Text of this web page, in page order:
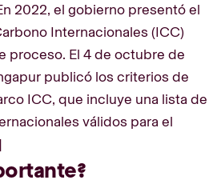
2022, el gobierno presentó el
Internacionales (ICC)
proceso. El 4 de octubre de
publicó los criterios de
ICC, que incluye una lista de
válidos para el